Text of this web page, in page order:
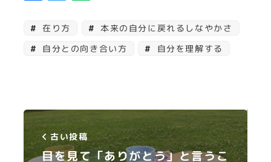
在り方
本来の自分に戻れるしなやかさ
自分との向き合い方
自分を理解する
古い投稿
目を見て「ありがとう」と言うこ